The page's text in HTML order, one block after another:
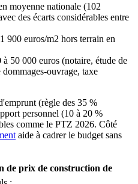
moyenne nationale (102
des écarts considérables entre
900 euros/m2 hors terrain en
à 50 000 euros (notaire, étude de
ouvrage, taxe
(règle des 35 %
personnel (10 à 20 %
comme le PTZ 2026. Côté
aide à cadrer le budget sans
de prix de construction de